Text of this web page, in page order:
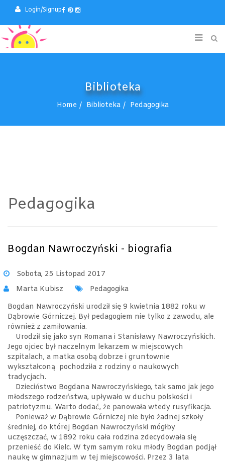
Login/Signup
Biblioteka
Home Biblioteka Pedagogika
Pedagogika
Bogdan Nawroczyński - biografia
Sobota, 25 Listopad 2017
Marta Kubisz
Pedagogika
Bogdan Nawroczyński urodził się 9 kwietnia 1882 roku w
Dąbrowie Górniczej. Był pedagogiem nie tylko z zawodu, ale
również z zamiłowania.
Urodził się jako syn Romana i Stanisławy Nawroczyńskich.
Jego ojciec był naczelnym lekarzem w miejscowych
szpitalach, a matka osobą dobrze i gruntownie
wykształconą pochodziła z rodziny o naukowych
tradycjach.
Dzieciństwo Bogdana Nawroczyńskiego, tak samo jak jego
młodszego rodzeństwa, upływało w duchu polskości i
patriotyzmu. Warto dodać, że panowała wtedy rusyfikacja.
Ponieważ w Dąbrowie Górniczej nie było żadnej szkoły
średniej, do której Bogdan Nawroczyński mógłby
uczęszczać, w 1892 roku cała rodzina zdecydowała się
przenieść do Kielc. W tym samym roku młody Bogdan podjął
naukę w gimnazjum w tej miejscowości. Przez 3 lata